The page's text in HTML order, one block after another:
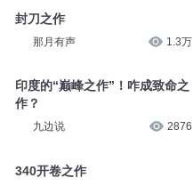
封刀之作
那月有声 1.3万
印度的“巅峰之作”！咋成致命之
作？
九边说 2876
340开卷之作